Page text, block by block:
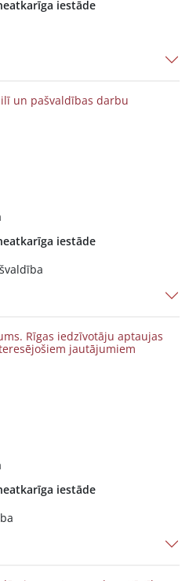
iestāde
un pašvaldības darbu
iestāde
Rīgas iedzīvotāju aptaujas
jautājumiem
iestāde